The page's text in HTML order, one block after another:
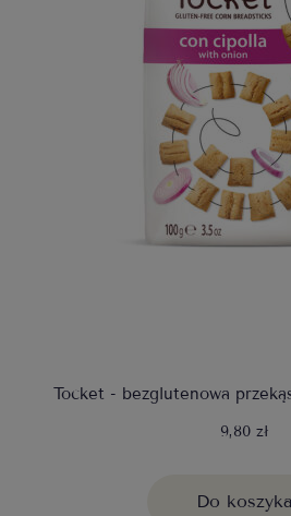
Tocket - bezglutenowa
9,80 zł
Do koszyka